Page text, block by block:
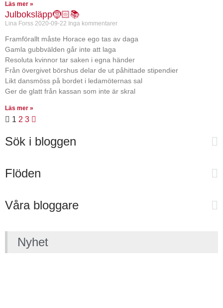
Läs mer »
Julboksläpp🤶🏻📚
Lina Forss 2020-09-22 Inga kommentarer
Framförallt måste Horace ego tas av daga
Gamla gubbvälden går inte att laga
Resoluta kvinnor tar saken i egna händer
Från övergivet börshus delar de ut påhittade stipendier
Likt dansmöss på bordet i ledamöternas sal
Ger de glatt från kassan som inte är skral
Läs mer »
1 2 3
Sök i bloggen
Flöden
Våra bloggare
Nyhet